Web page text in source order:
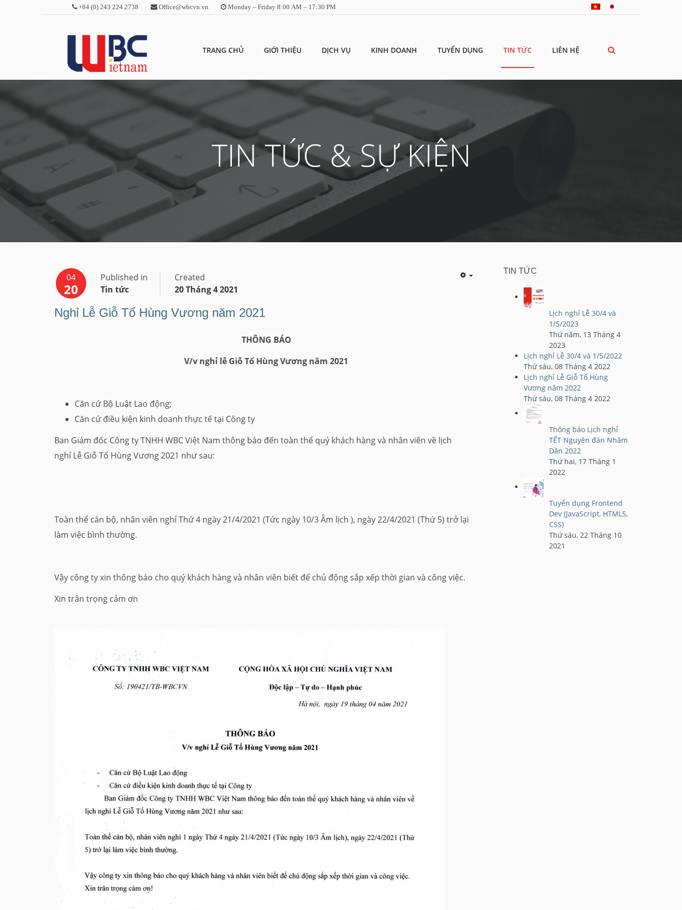
+84 (0) 243 224 2738 Office@wbcvn.vn Monday – Friday 8:00 AM – 17:30 PM
TRANG CHỦ GIỚI THIỆU DỊCH VỤ KINH DOANH TUYỂN DỤNG TIN TỨC LIÊN HỆ
TIN TỨC & SỰ KIỆN
04
20
Published in
Tin tức
Created
20 Tháng 4 2021
Nghỉ Lễ Giỗ Tổ Hùng Vương năm 2021
THÔNG BÁO
V/v nghỉ lễ Giỗ Tổ Hùng Vương năm 2021
Căn cứ Bộ Luật Lao động;
Căn cứ điều kiện kinh doanh thực tế tại Công ty
Ban Giám đốc Công ty TNHH WBC Việt Nam thông báo đến toàn thể quý khách hàng và nhân viên về lịch
nghỉ Lễ Giỗ Tổ Hùng Vương 2021 như sau:
Toàn thể cán bộ, nhân viên nghỉ Thứ 4 ngày 21/4/2021 (Tức ngày 10/3 Âm lịch ), ngày 22/4/2021 (Thứ 5) trở lại
làm việc bình thường.
Vậy công ty xin thông báo cho quý khách hàng và nhân viên biết để chủ động sắp xếp thời gian và công việc.
Xin trân trọng cảm ơn
TIN TỨC
Lịch nghỉ Lễ 30/4 và
1/5/2023
Thứ năm, 13 Tháng 4
2023
Lịch nghỉ Lễ 30/4 và 1/5/2022
Thứ sáu, 08 Tháng 4 2022
Lịch nghỉ Lễ Giỗ Tổ Hùng
Vương năm 2022
Thứ sáu, 08 Tháng 4 2022
Thông báo Lịch nghỉ
TẾT Nguyên đán Nhâm
Dần 2022
Thứ hai, 17 Tháng 1
2022
Tuyển dụng Frontend
Dev (JavaScript, HTML5,
CSS)
Thứ sáu, 22 Tháng 10
2021